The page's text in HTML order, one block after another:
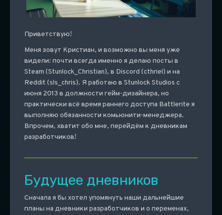
Приветствую!
Меня зовут Кристиан, и возможно вы меня уже
видели: почти всегда именно я делаю посты в
Steam (Stunlock_Christian), в Discord (cthriel) и на
Reddit (sls_chris). Я работаю в Stunlock Studios с
июня 2013 в должности гейм-дизайнера, но
практически всё время раннего доступа Battlerite я
выполняю обязанности комьюнити-менеджера.
Впрочем, хватит обо мне, перейдём к дневникам
разработчиков!
Будущее дневников
Сначала я бы хотел упомянуть наши дальнейшие
планы на дневники разработчиков и о переменах,